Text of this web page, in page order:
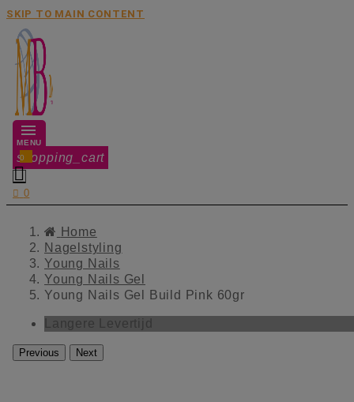
SKIP TO MAIN CONTENT
MENU
shopping_cart
0

 0
Home
Nagelstyling
Young Nails
Young Nails Gel
Young Nails Gel Build Pink 60gr
Langere Levertijd
Previous Next